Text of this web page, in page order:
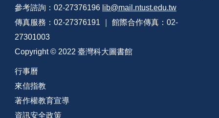
參考諮詢：02-27376196 lib@mail.ntust.edu.tw
傳真服務：02-27376191 ｜ 館際合作傳真：02-
27301003
Copyright © 2022 臺灣科大圖書館
行事曆
來信指教
著作權教育宣導
資訊安全政策